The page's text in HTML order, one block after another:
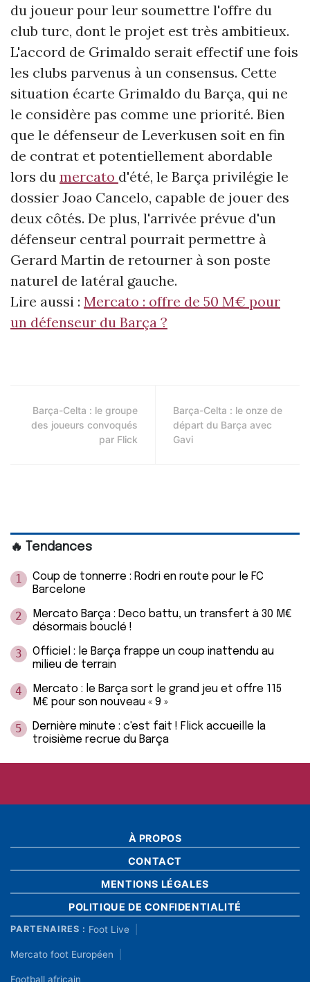
du joueur pour leur soumettre l'offre du
club turc, dont le projet est très ambitieux.
L'accord de Grimaldo serait effectif une fois
les clubs parvenus à un consensus. Cette
situation écarte Grimaldo du Barça, qui ne
le considère pas comme une priorité. Bien
que le défenseur de Leverkusen soit en fin
de contrat et potentiellement abordable
lors du mercato d'été, le Barça privilégie le
dossier Joao Cancelo, capable de jouer des
deux côtés. De plus, l'arrivée prévue d'un
défenseur central pourrait permettre à
Gerard Martin de retourner à son poste
naturel de latéral gauche.
Lire aussi : Mercato : offre de 50 M€ pour
un défenseur du Barça ?
Barça-Celta : le groupe
des joueurs convoqués
par Flick
Barça-Celta : le onze de
départ du Barça avec
Gavi
🔥 Tendances
1
Coup de tonnerre : Rodri en route pour le FC
Barcelone
2
Mercato Barça : Deco battu, un transfert à 30 M€
désormais bouclé !
3
Officiel : le Barça frappe un coup inattendu au
milieu de terrain
4
Mercato : le Barça sort le grand jeu et offre 115
M€ pour son nouveau « 9 »
5
Dernière minute : c'est fait ! Flick accueille la
troisième recrue du Barça
À PROPOS
CONTACT
MENTIONS LÉGALES
POLITIQUE DE CONFIDENTIALITÉ
PARTENAIRES : Foot Live
Mercato foot Européen
Football africain